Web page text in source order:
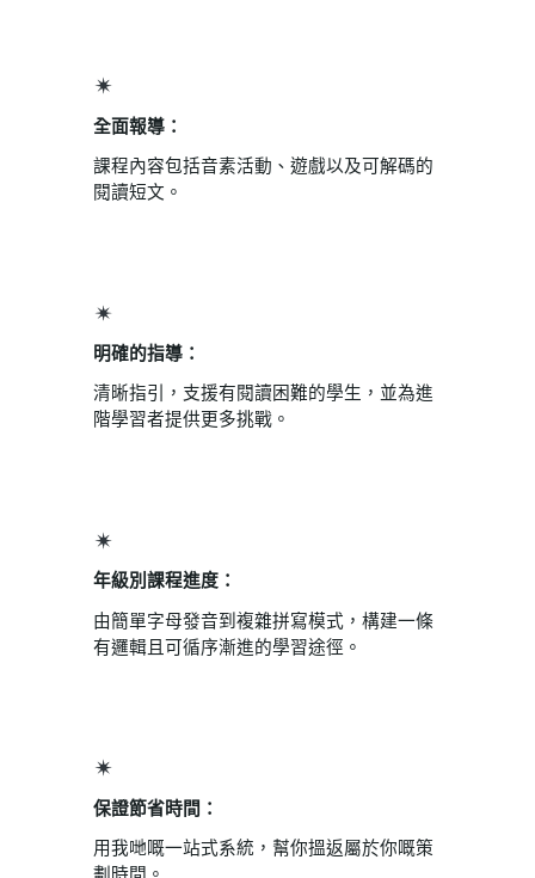
全面報導：
課程內容包括音素活動、遊戲以及可解碼的
閱讀短文。
明確的指導：
清晰指引，支援有閱讀困難的學生，並為進
階學習者提供更多挑戰。
年級別課程進度：
由簡單字母發音到複雜拼寫模式，構建一條
有邏輯且可循序漸進的學習途徑。
保證節省時間：
用我哋嘅一站式系統，幫你搵返屬於你嘅策